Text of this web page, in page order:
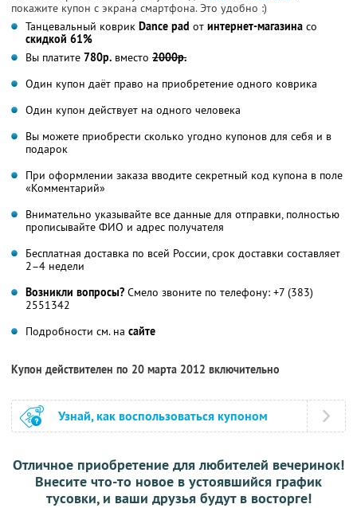
покажите купон с экрана смартфона. Это удобно :)
Танцевальный коврик Dance pad от интернет-магазина со
скидкой 61%
Вы платите 780р. вместо 2000р.
Один купон даёт право на приобретение одного коврика
Один купон действует на одного человека
Вы можете приобрести сколько угодно купонов для себя и в
подарок
При оформлении заказа вводите секретный код купона в поле
«Комментарий»
Внимательно указывайте все данные для отправки, полностью
прописывайте ФИО и адрес получателя
Бесплатная доставка по всей России, срок доставки составляет
2–4 недели
Возникли вопросы? Смело звоните по телефону: +7 (383)
2551342
Подробности см. на сайте
Купон действителен по 20 марта 2012 включительно
Узнай, как воспользоваться купоном
Отличное приобретение для любителей вечеринок!
Внесите что-то новое в устоявшийся график
тусовки, и ваши друзья будут в восторге!